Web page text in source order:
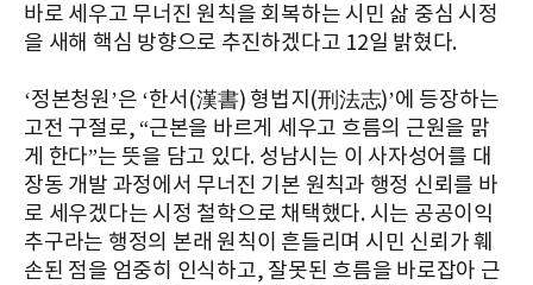
바로 세우고 무너진 원칙을 회복하는 시민 삶 중심 시정
을 새해 핵심 방향으로 추진하겠다고 12일 밝혔다.
‘정본청원’은 ‘한서(漢書) 형법지(刑法志)’에 등장하는
고전 구절로, “근본을 바르게 세우고 흐름의 근원을 맑
게 한다”는 뜻을 담고 있다. 성남시는 이 사자성어를 대
장동 개발 과정에서 무너진 기본 원칙과 행정 신뢰를 바
로 세우겠다는 시정 철학으로 채택했다. 시는 공공이익
추구라는 행정의 본래 원칙이 흔들리며 시민 신뢰가 훼
손된 점을 엄중히 인식하고, 잘못된 흐름을 바로잡아 근